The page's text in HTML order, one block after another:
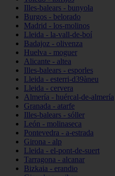
Illes-balears - bunyola
Burgos - belorado
Madrid - los-molinos
Lleida - la-vall-de-boí
Badajoz - olivenza
Huelva - moguer
Alicante - altea
Illes-balears - esporles
Lleida - esterri-d39àneu
Lleida - cervera
Almería - huércal-de-almería
Granada - atarfe
Illes-balears - sóller
León - molinaseca
Pontevedra - a-estrada
Girona - alp
Lleida - el-pont-de-suert
Tarragona - alcanar
Bizkaia - erandio